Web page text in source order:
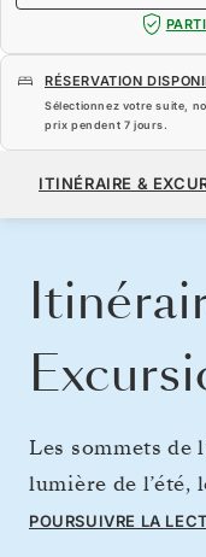
RÉSERVATION
Sélectionnez votre suite,
prix pendent 7 jours.
À PARTIR DE
ITINÉRAIRE &
Les sommets de
lumière de l’été,
presque jamais.
POURSUIVRE LA